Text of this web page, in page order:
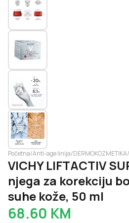
Početna/Anti-age linija/DERMOKOZMETIKA/
VICHY LIFTACTIV
njega za korekciju
suhe kože, 50 ml
68.60 KM